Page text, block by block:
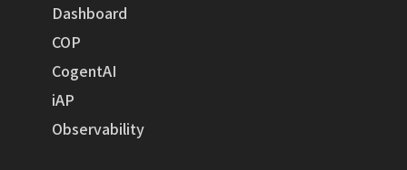
Dashboard
COP
CogentAI
iAP
Observability